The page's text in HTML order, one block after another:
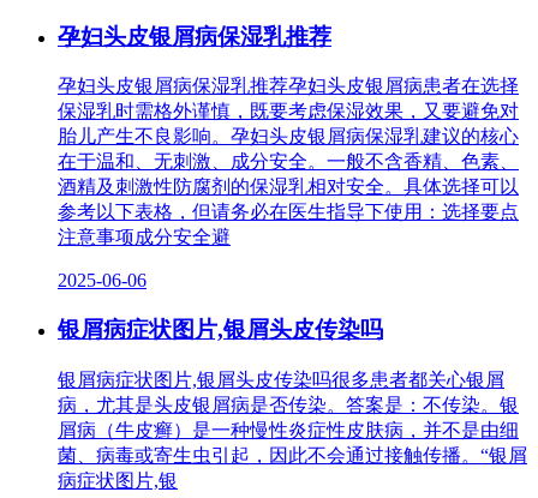
孕妇头皮银屑病保湿乳推荐
孕妇头皮银屑病保湿乳推荐孕妇头皮银屑病患者在选择
保湿乳时需格外谨慎，既要考虑保湿效果，又要避免对
胎儿产生不良影响。孕妇头皮银屑病保湿乳建议的核心
在于温和、无刺激、成分安全。一般不含香精、色素、
酒精及刺激性防腐剂的保湿乳相对安全。具体选择可以
参考以下表格，但请务必在医生指导下使用：选择要点
注意事项成分安全避
2025-06-06
银屑病症状图片,银屑头皮传染吗
银屑病症状图片,银屑头皮传染吗很多患者都关心银屑
病，尤其是头皮银屑病是否传染。答案是：不传染。银
屑病（牛皮癣）是一种慢性炎症性皮肤病，并不是由细
菌、病毒或寄生虫引起，因此不会通过接触传播。“银屑
病症状图片,银